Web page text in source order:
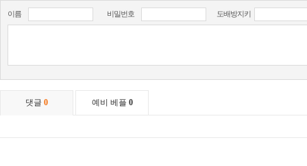
이름 비밀번호 도배방지키
댓글 0 예비 베플 0